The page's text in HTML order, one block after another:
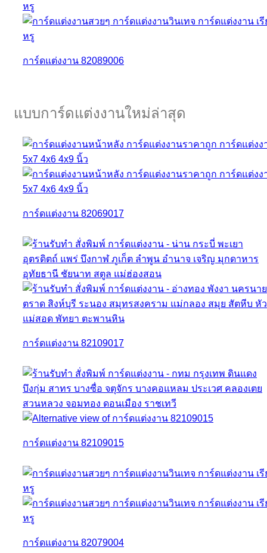
การ์ดแต่งงาน 82089006
แบบการ์ดแต่งงานใหม่ล่าสุด
การ์ดแต่งงาน 82069017
การ์ดแต่งงาน 82109017
การ์ดแต่งงาน 82109015
การ์ดแต่งงาน 82079004